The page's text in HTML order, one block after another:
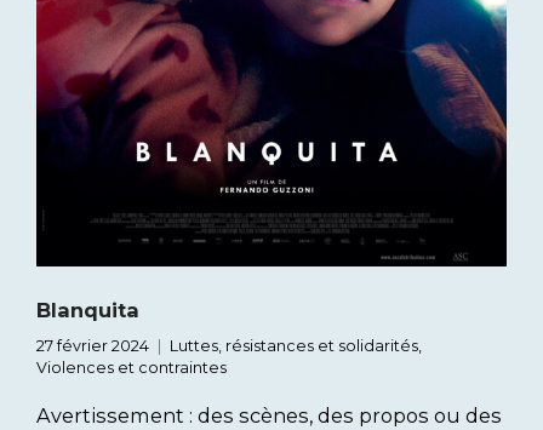
Blanquita
27 février 2024 Luttes, résistances et solidarités,
Violences et contraintes
Avertissement : des scènes, des propos ou des